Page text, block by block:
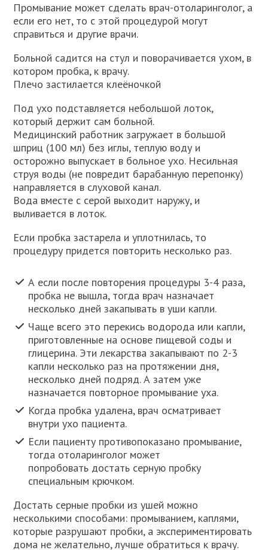
Промывание может сделать врач-отоларинголог, а
если его нет, то с этой процедурой могут
справиться и другие врачи.
Больной садится на стул и поворачивается ухом, в
котором пробка, к врачу.
Плечо застилается клеёночкой
Под ухо подставляется небольшой лоток,
который держит сам больной.
Медицинский работник загружает в большой
шприц (100 мл) без иглы, теплую воду и
осторожно выпускает в больное ухо. Несильная
струя воды (не повредит барабанную перепонку)
направляется в слуховой канал.
Вода вместе с серой выходит наружу, и
выливается в лоток.
Если пробка застарела и уплотнилась, то
процедуру придется повторить несколько раз.
А если после повторения процедуры 3-4 раза,
пробка не вышла, тогда врач назначает
несколько дней закапывать в уши капли.
Чаще всего это перекись водорода или капли,
приготовленные на основе пищевой соды и
глицерина. Эти лекарства закапывают по 2-3
капли несколько раз на протяжении дня,
несколько дней подряд. А затем уже
назначается повторное промывание уха.
Когда пробка удалена, врач осматривает
внутри ухо пациента.
Если пациенту противопоказано промывание,
тогда отоларинголог может
попробовать достать серную пробку
специальным крючком.
Достать серные пробки из ушей можно
несколькими способами: промыванием, каплями,
которые разрушают пробки, а экспериментировать
дома не желательно, лучше обратиться к врачу.